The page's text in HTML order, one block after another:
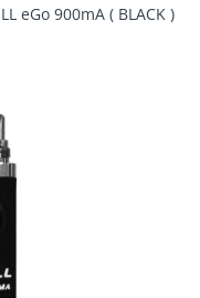
eGo 900mA ( BLACK )